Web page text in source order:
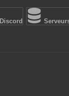
Discord